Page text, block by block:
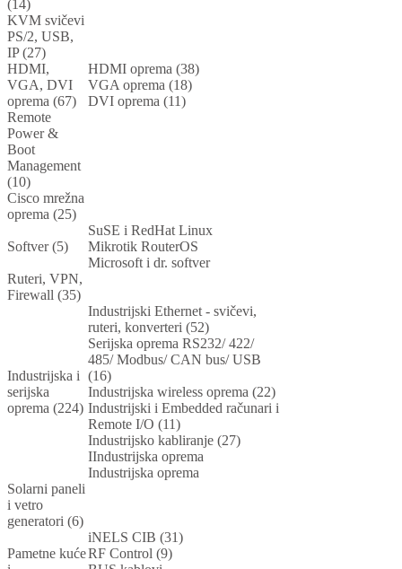
(14)
KVM svičevi
PS/2, USB,
IP (27)
HDMI,
VGA, DVI
oprema (67)
HDMI oprema (38)
VGA oprema (18)
DVI oprema (11)
Remote
Power &
Boot
Management
(10)
Cisco mrežna
oprema (25)
Softver (5)
SuSE i RedHat Linux
Mikrotik RouterOS
Microsoft i dr. softver
Ruteri, VPN,
Firewall (35)
Industrijska i
serijska
oprema (224)
Industrijski Ethernet - svičevi,
ruteri, konverteri (52)
Serijska oprema RS232/ 422/
485/ Modbus/ CAN bus/ USB
(16)
Industrijska wireless oprema (22)
Industrijski i Embedded računari i
Remote I/O (11)
Industrijsko kabliranje (27)
IIndustrijska oprema
Industrijska oprema
Solarni paneli
i vetro
generatori (6)
Pametne kuće
iNELS CIB (31)
RF Control (9)